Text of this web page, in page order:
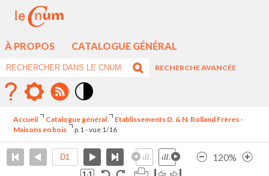
À PROPOS CATALOGUE GÉNÉRAL
RECHERCHE AVANCÉE
élévé
Accueil Catalogue général
Etablissements D. & N. Rolland Frères -
Maisons en bois
p.1 - vue 1/16
120%